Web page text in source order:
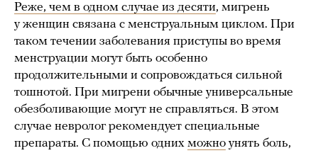
Реже, чем в одном случае из десяти, мигрень
у женщин связана с менструальным циклом. При
таком течении заболевания приступы во время
менструации могут быть особенно
продолжительными и сопровождаться сильной
тошнотой. При мигрени обычные универсальные
обезболивающие могут не справляться. В этом
случае невролог рекомендует специальные
препараты. С помощью одних можно унять боль,